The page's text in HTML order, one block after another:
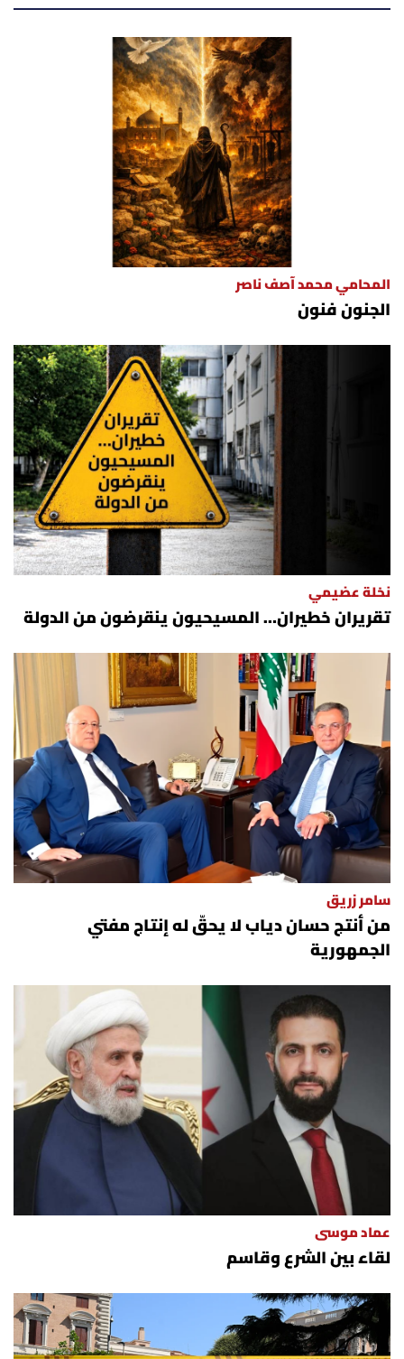
المحامي محمد آصف ناصر
الجنون فنون
نخلة عضيمي
تقريران خطيران… المسيحيون ينقرضون من الدولة
سامر زريق
من أنتج حسان دياب لا يحقّ له إنتاج مفتي
الجمهورية
عماد موسى
لقاء بين الشرع وقاسم